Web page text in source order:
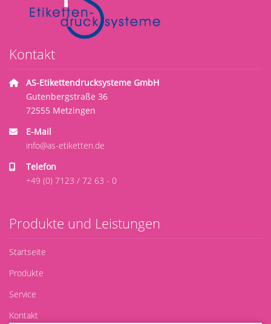
Kontakt
AS-Etikettendrucksysteme GmbH
Gutenbergstraße 36
72555 Metzingen
E-Mail
info@as-etiketten.de
Telefon
+49 (0) 7123 / 72 63 - 0
Produkte und Leistungen
Startseite
Produkte
Service
Kontakt